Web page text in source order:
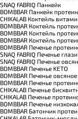
SNAQ FABRIQ Панкейк
BOMBBAR Панкейк
CHIKALAB Коктейль
BOMBBAR Коктейль
BOMBBAR Коктейль
BOMBBAR Коктейль
BOMBBAR Печенье
SNAQ FABRIQ Печенье
SNAQ FABRIQ Печенье
BOMBBAR Печенье KETO
BOMBBAR Печенье
BOMBBAR Печенье
CHIKALAB Печенье
CHIKALAB Печенье
BOMBBAR Печенье
BOMBBAR Батончик